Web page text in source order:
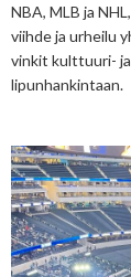
NBA, MLB ja
viihde ja urheilu
vinkit kulttuuri-
lipunhankintaan.